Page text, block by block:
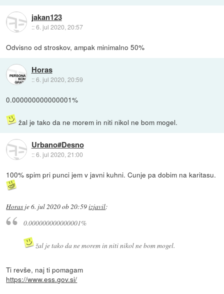
jakan123
::6. jul 2020, 20:57
Odvisno od stroskov, ampak minimalno 50%
Horas
::6. jul 2020, 20:59
0.000000000000001%
žal je tako da ne morem in niti nikol ne bom mogel.
Urbano#Desno
::6. jul 2020, 21:00
100% spim pri punci jem v javni kuhni. Cunje pa dobim na karitasu.
Horas je6. jul 2020 ob 20:59izjavil:
0.000000000000001%
žal je tako da ne morem in niti nikol ne bom mogel.
Ti revše, naj ti pomagam
https://www.ess.gov.si/